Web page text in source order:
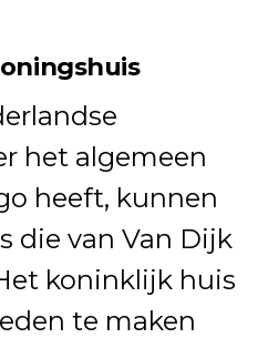
het algemeen
heeft, kunnen
die van Van Dijk
koninklijk huis
te maken